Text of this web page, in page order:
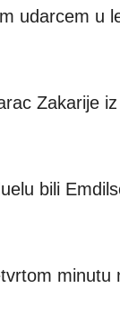
udarcem u
Zakarije
bili
minutu